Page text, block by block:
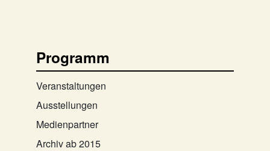
Programm
Veranstaltungen
Ausstellungen
Medienpartner
Archiv ab 2015